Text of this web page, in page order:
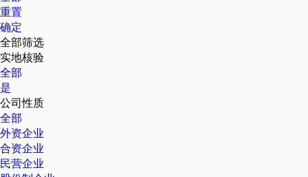
重置
确定
全部筛选
实地核验
全部
是
公司性质
全部
外资企业
合资企业
民营企业